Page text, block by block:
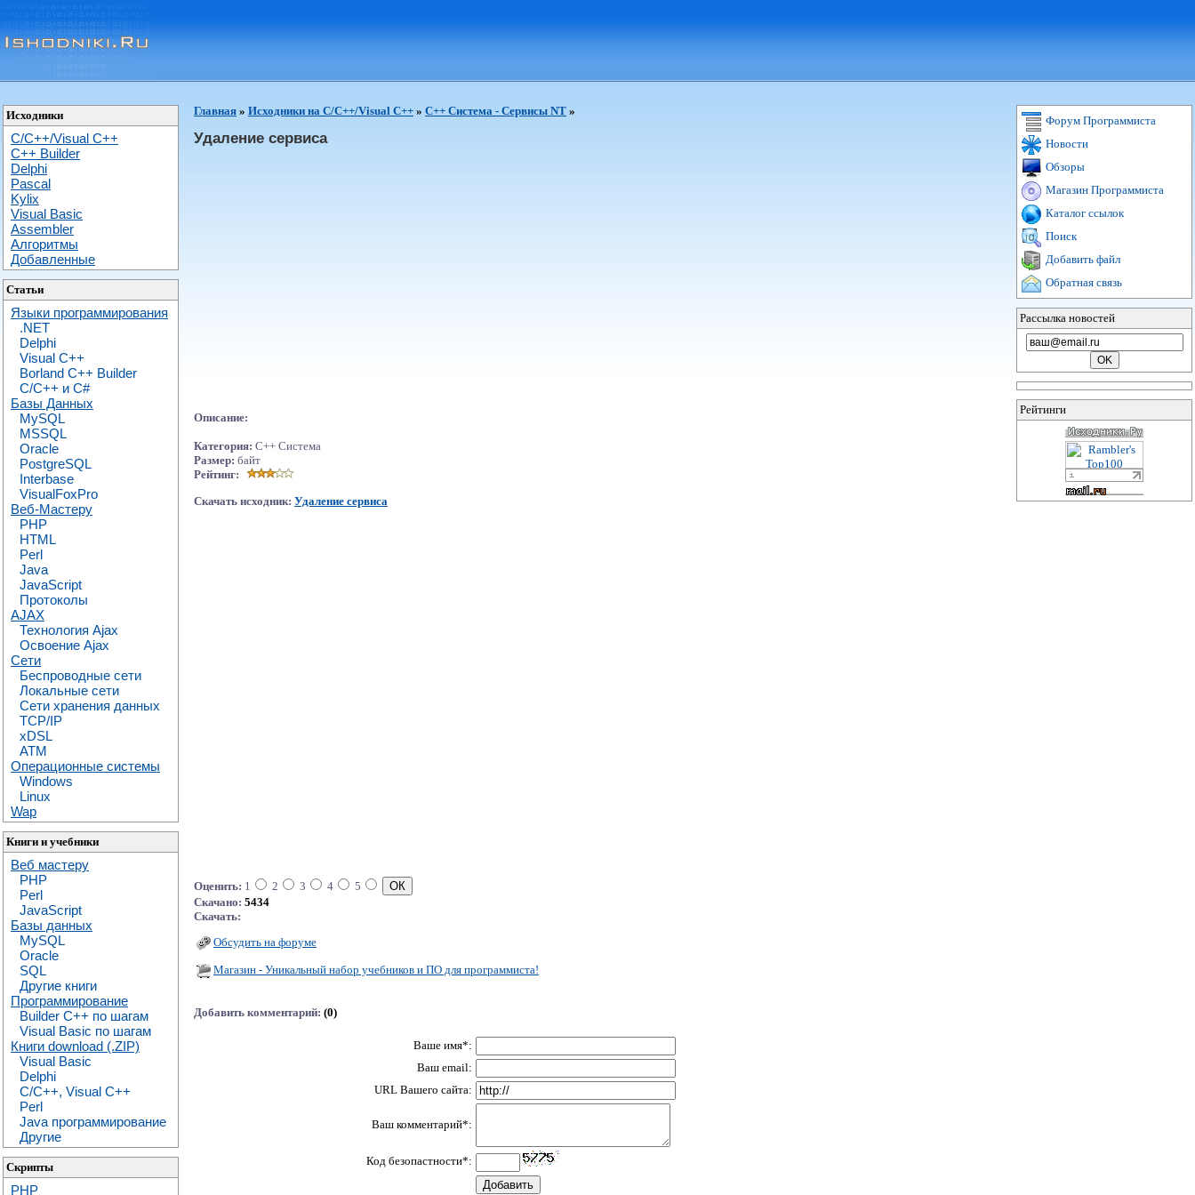
Исходники
C/C++/Visual C++
С++ Builder
Delphi
Pascal
Kylix
Visual Basic
Assembler
Алгоритмы
Добавленные
Статьи
Языки программирования
.NET
Delphi
Visual C++
Borland C++ Builder
C/С++ и C#
Базы Данных
MySQL
MSSQL
Oracle
PostgreSQL
Interbase
VisualFoxPro
Веб-Мастеру
PHP
HTML
Perl
Java
JavaScript
Протоколы
AJAX
Технология Ajax
Освоение Ajax
Сети
Беспроводные сети
Локальные сети
Сети хранения данных
TCP/IP
xDSL
ATM
Операционные системы
Windows
Linux
Wap
Книги и учебники
Веб мастеру
PHP
Perl
JavaScript
Базы данных
MySQL
Oracle
SQL
Другие книги
Программирование
Builder C++ по шагам
Visual Basic по шагам
Книги download (.ZIP)
Visual Basic
Delphi
C/C++, Visual C++
Perl
Java программирование
Другие
Скрипты
PHP
Главная » Исходники на C/C++/Visual C++ » C++ Система - Сервисы NT »
Удаление сервиса
Описание:
Категория: C++ Система
Размер: байт
Рейтинг:
Скачать исходник: Удаление сервиса
Оценить: 1 2 3 4
5
Скачано: 5434
Скачать:
Обсудить на форуме
Магазин - Уникальный набор учебников и ПО для программиста!
Добавить комментарий: (0)
Ваше имя*:
Ваш email:
URL Вашего сайта:
Ваш комментарий*:
Код безопастности*:
Форум Программиста
Новости
Обзоры
Магазин Программиста
Каталог ссылок
Поиск
Добавить файл
Обратная связь
Рассылка новостей
Рейтинги